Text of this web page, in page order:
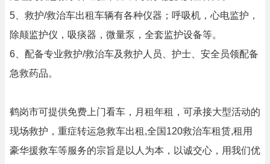
5、救护/救治车出租车辆有各种仪器；呼吸机，心电监护，
除颠监护仪，吸痰器，微量泵，全套监护设备等。
6、配备专业救护/救治车及救护人员、护士、安全员领配备
急救药品。
鹤岗市可提供免费上门看车，月租年租，可承接大型活动的
现场救护，重症转运急救车出租,全国120救治车租赁,租用
豪华援救车等服务的宗旨是以人为本，以诚交心，用我们优